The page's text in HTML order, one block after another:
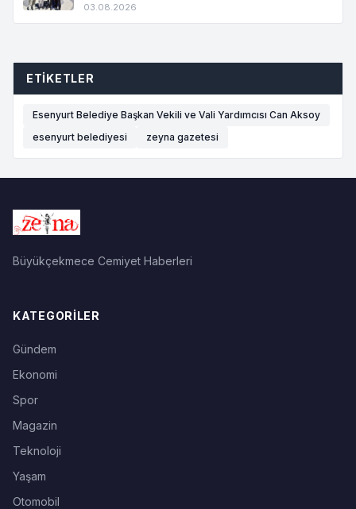
03.08.2026
ETIKETLER
Esenyurt Belediye Başkan Vekili ve Vali Yardımcısı Can Aksoy
esenyurt belediyesi
zeyna gazetesi
Büyükçekmece Cemiyet Haberleri
KATEGORILER
Gündem
Ekonomi
Spor
Magazin
Teknoloji
Yaşam
Otomobil